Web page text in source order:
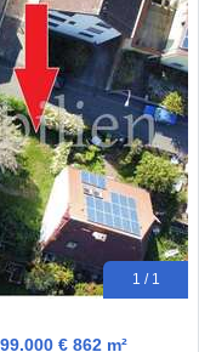
1 / 1
€ 862 m²